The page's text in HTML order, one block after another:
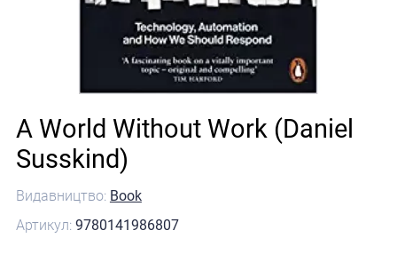
Видавництво: Book
Артикул: 9780141986807
A World Without Work (Daniel
Susskind)